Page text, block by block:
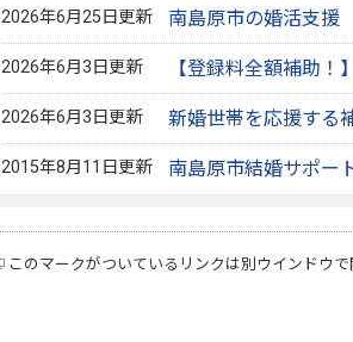
2026年6月25日更新 南島原市の婚活支援
2026年6月3日更新 【登録料全額補助
2026年6月3日更新 新婚世帯を応援する
2015年8月11日更新 南島原市結婚サポー
このマークがついているリンクは別ウインドウで